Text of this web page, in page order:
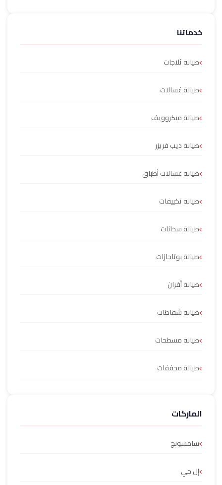
خدماتنا
صيانة ثلاجات
صيانة غسالات
صيانة ميكروويف
صيانة ديب فريزر
صيانة غسالات أطباق
صيانة تكييفات
صيانة سخانات
صيانة بوتاجازات
صيانة أفران
صيانة شفاطات
صيانة مسطحات
صيانة مجففات
الماركات
سامسونج
إل جي